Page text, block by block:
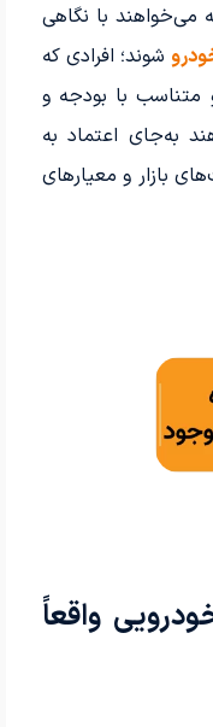
می‌خواهند با نگاهی
شوند؛ افرادی که
متناسب با بودجه و
به‌جای اعتماد به
بازار و معیارهای
واقعاً